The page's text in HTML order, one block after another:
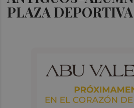
PLAZA DEPORTIVA